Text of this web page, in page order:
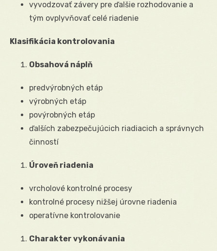
vyvodzovať závery pre ďalšie rozhodovanie a
tým ovplyvňovať celé riadenie
Klasifikácia kontrolovania
Obsahová náplň
predvýrobných etáp
výrobných etáp
povýrobných etáp
ďalších zabezpečujúcich riadiacich a správnych
činností
Úroveň riadenia
vrcholové kontrolné procesy
kontrolné procesy nižšej úrovne riadenia
operatívne kontrolovanie
Charakter vykonávania